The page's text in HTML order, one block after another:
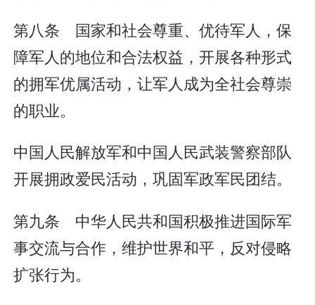
第八条 国家和社会尊重、优待军人，保
障军人的地位和合法权益，开展各种形式
的拥军优属活动，让军人成为全社会尊崇
的职业。
中国人民解放军和中国人民武装警察部队
开展拥政爱民活动，巩固军政军民团结。
第九条 中华人民共和国积极推进国际军
事交流与合作，维护世界和平，反对侵略
扩张行为。